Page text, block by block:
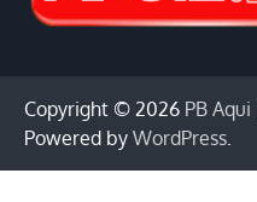
Copyright © 2026 PB Aqui
Powered by WordPress.